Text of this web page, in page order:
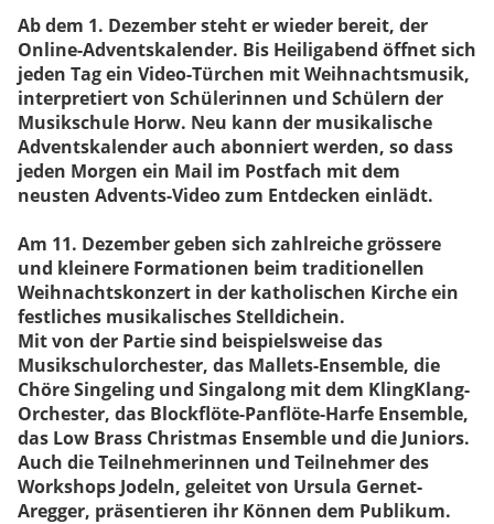
Ab dem 1. Dezember steht er wieder bereit, der
Online-Adventskalender. Bis Heiligabend öffnet sich
jeden Tag ein Video-Türchen mit Weihnachtsmusik,
interpretiert von Schülerinnen und Schülern der
Musikschule Horw. Neu kann der musikalische
Adventskalender auch abonniert werden, so dass
jeden Morgen ein Mail im Postfach mit dem
neusten Advents-Video zum Entdecken einlädt.
Am 11. Dezember geben sich zahlreiche grössere
und kleinere Formationen beim traditionellen
Weihnachtskonzert in der katholischen Kirche ein
festliches musikalisches Stelldichein.
Mit von der Partie sind beispielsweise das
Musikschulorchester, das Mallets-Ensemble, die
Chöre Singeling und Singalong mit dem KlingKlang-
Orchester, das Blockflöte-Panflöte-Harfe Ensemble,
das Low Brass Christmas Ensemble und die Juniors.
Auch die Teilnehmerinnen und Teilnehmer des
Workshops Jodeln, geleitet von Ursula Gernet-
Aregger, präsentieren ihr Können dem Publikum.